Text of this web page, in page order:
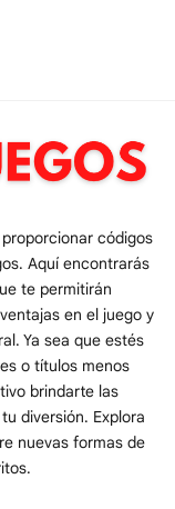
códigos
Aquí encontrarás
te permitirán
en el juego y
Ya sea que estés
o títulos menos
brindarte las
diversión. Explora
nuevas formas de